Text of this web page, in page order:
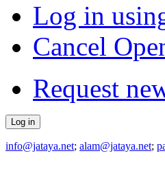
Log in
Cancel
Request
info@jataya.net; alam@jataya.net;